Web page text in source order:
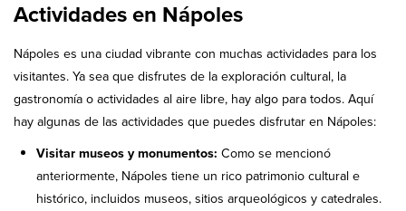
Actividades en Nápoles
Nápoles es una ciudad vibrante con muchas actividades para los
visitantes. Ya sea que disfrutes de la exploración cultural, la
gastronomía o actividades al aire libre, hay algo para todos. Aquí
hay algunas de las actividades que puedes disfrutar en Nápoles:
Visitar museos y monumentos: Como se mencionó
anteriormente, Nápoles tiene un rico patrimonio cultural e
histórico, incluidos museos, sitios arqueológicos y catedrales.